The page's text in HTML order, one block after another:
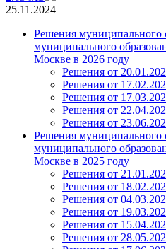
25.11.2024
Решения муниципального
муниципального
Москве в 2026 году
Решения от
Решения от
Решения от
Решения от
Решения от
Решения муниципального
муниципального
Москве в 2025 году
Решения от
Решения от
Решения от
Решения от
Решения от
Решения от